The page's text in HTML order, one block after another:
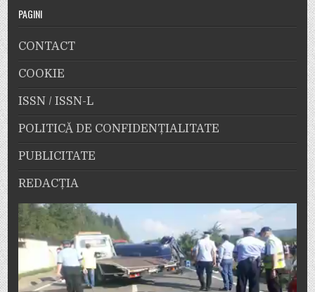
PAGINI
CONTACT
COOKIE
ISSN / ISSN-L
POLITICĂ DE CONFIDENȚIALITATE
PUBLICITATE
REDACȚIA